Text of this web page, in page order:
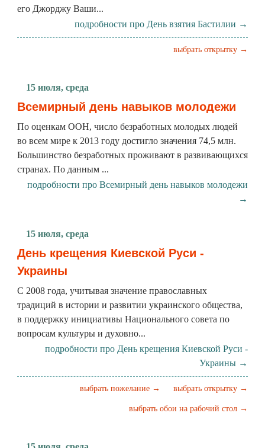
его Джорджу Ваши...
подробности про День взятия Бастилии →
выбрать открытку →
15 июля, среда
Всемирный день навыков молодежи
По оценкам ООН, число безработных молодых людей
во всем мире к 2013 году достигло значения 74,5 млн.
Большинство безработных проживают в развивающихся
странах. По данным ...
подробности про Всемирный день навыков молодежи
→
15 июля, среда
День крещения Киевской Руси -
Украины
С 2008 года, учитывая значение православных
традиций в истории и развитии украинского общества,
в поддержку инициативы Национального совета по
вопросам культуры и духовно...
подробности про День крещения Киевской Руси -
Украины →
выбрать открытку →
выбрать пожелание →
выбрать обои на рабочий стол →